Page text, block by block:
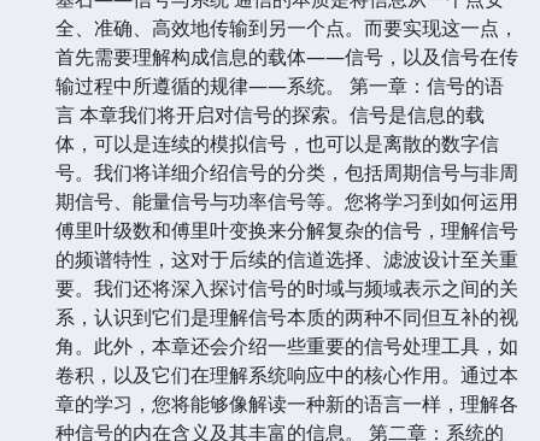
全、准确、高效地传输到另一个点。而要实现这一点，
首先需要理解构成信息的载体——信号，以及信号在传
输过程中所遵循的规律——系统。 第一章：信号的语
言 本章我们将开启对信号的探索。信号是信息的载
体，可以是连续的模拟信号，也可以是离散的数字信
号。我们将详细介绍信号的分类，包括周期信号与非周
期信号、能量信号与功率信号等。您将学习到如何运用
傅里叶级数和傅里叶变换来分解复杂的信号，理解信号
的频谱特性，这对于后续的信道选择、滤波设计至关重
要。我们还将深入探讨信号的时域与频域表示之间的关
系，认识到它们是理解信号本质的两种不同但互补的视
角。此外，本章还会介绍一些重要的信号处理工具，如
卷积，以及它们在理解系统响应中的核心作用。通过本
章的学习，您将能够像解读一种新的语言一样，理解各
种信号的内在含义及其丰富的信息。 第二章：系统的